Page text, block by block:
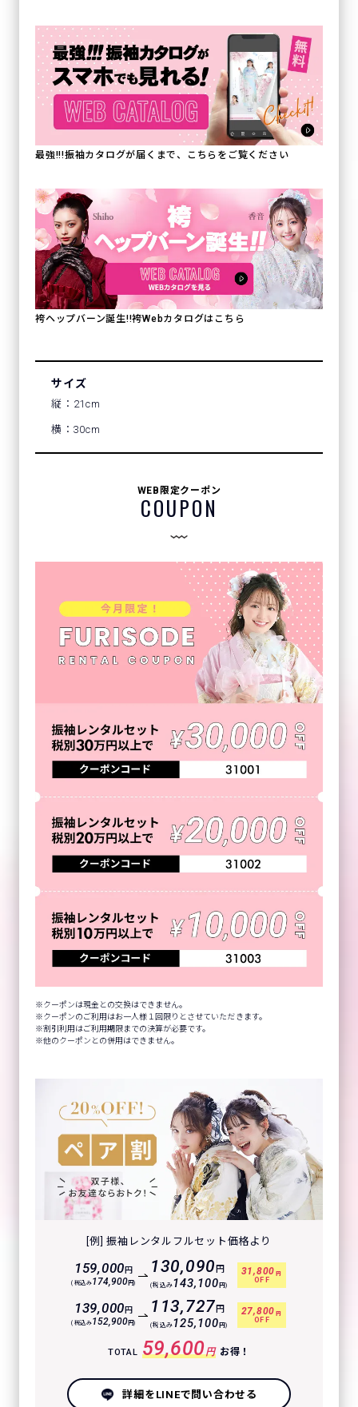
最強!!!振袖カタログが届くまで、こちらをご覧ください
袴ヘップバーン誕生!!袴Webカタログはこちら
サイズ
縦：21cm
横：30cm
WEB限定クーポン
COUPON
クーポンは現金との交換はできません。
クーポンのご利用はお一人様１回限りとさせていただきます。
割引利用はご利用期限までの決算が必要です。
他のクーポンとの併用はできません。
[例] 振袖レンタルフルセット価格より
159,000円
(税込み174,900円)
130,090 円
(税込み143,100 円)
31,800 円
OFF
139,000円
(税込み152,900円)
113,727 円
(税込み125,100 円)
27,800 円
OFF
TOTAL 59,600円 お得！
詳細をLINEで問い合わせる